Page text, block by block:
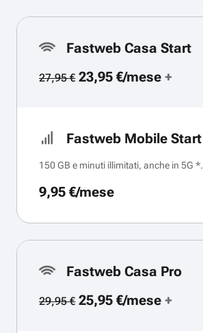
Fastweb Casa Start
27,95 €23,95 €/mese+
Fastweb Mobile Start
150 GB e minuti illimitati, anche in 5G *.
9,95 €/mese
Fastweb Casa Pro
29,95 €25,95 €/mese+